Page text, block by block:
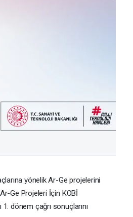
yönelik Ar-Ge projelerini
Ge Projeleri İçin KOBİ
1. dönem çağrı sonuçlarını